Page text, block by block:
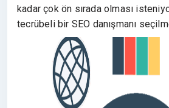
kadar çok ön sırada olması
tecrübeli bir SEO danışmanı